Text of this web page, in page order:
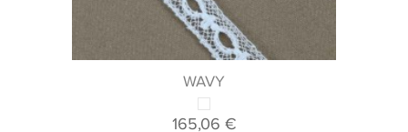
WAVY
165,06 €